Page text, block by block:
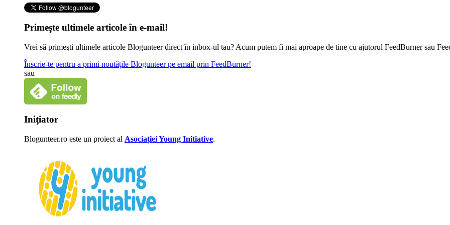
Primeşte ultimele articole în e-mail!
Vrei să primeşti ultimele articole Blogunteer direct în inbox-ul tau? Acum putem fi mai aproape de tine cu ajutorul FeedBurner sau
Înscrie-te pentru a primi noutățile Blogunteer pe email prin FeedBurner!
sau
Iniţiator
Blogunteer.ro este un proiect al Asociației Young Initiative.